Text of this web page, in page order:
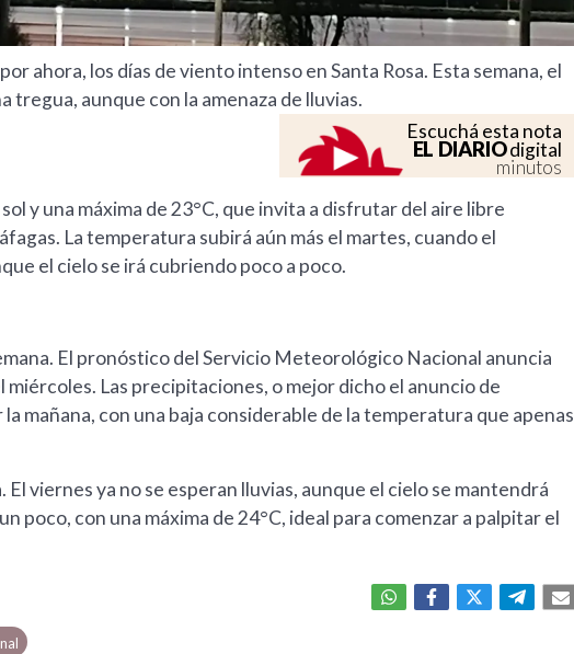
ahora, los días de viento intenso en Santa Rosa. Esta semana, el
tregua, aunque con la amenaza de lluvias.
Escuchá esta nota
EL DIARIOdigital
minutos
y una máxima de 23°C, que invita a disfrutar del aire libre
La temperatura subirá aún más el martes, cuando el
el cielo se irá cubriendo poco a poco.
El pronóstico del Servicio Meteorológico Nacional anuncia
Las precipitaciones, o mejor dicho el anuncio de
mañana, con una baja considerable de la temperatura que apenas
viernes ya no se esperan lluvias, aunque el cielo se mantendrá
poco, con una máxima de 24°C, ideal para comenzar a palpitar el